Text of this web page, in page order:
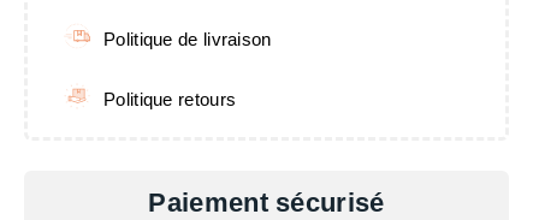
Politique de livraison
Politique retours
Paiement sécurisé